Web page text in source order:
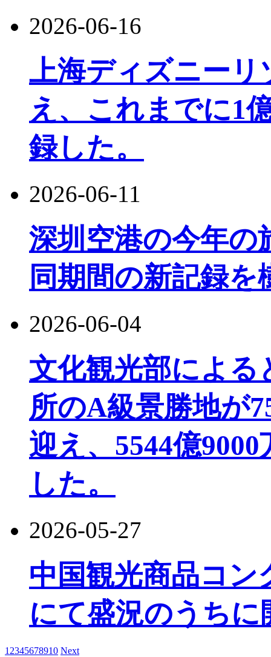
2026-06-16
上海ディズニーリ
え、これまでに1
録した。
2026-06-11
深圳空港の今年の
同期間の新記録を
2026-06-04
文化観光部による
所のA級景勝地が
迎え、5544億
した。
2026-05-27
中国観光商品コン
にて盛況のうち
1 2345678910 Next